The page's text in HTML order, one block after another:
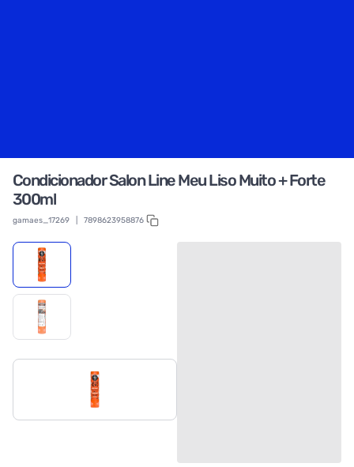
Condicionador Salon Line Meu Liso Muito + Forte
300ml
gamaes_17269 7898623958876